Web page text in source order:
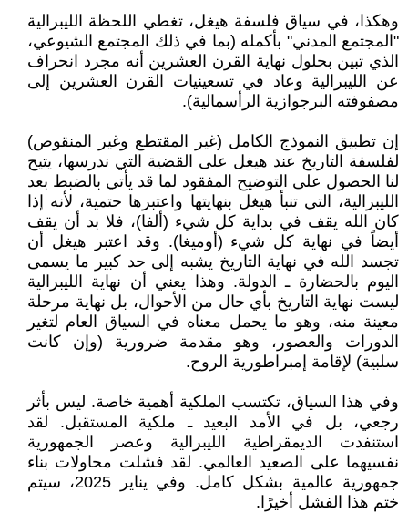
وهكذا، في سياق فلسفة هيغل، تغطي اللحظة الليبرالية
"المجتمع المدني" بأكمله (بما في ذلك المجتمع الشيوعي،
الذي تبين بحلول نهاية القرن العشرين أنه مجرد انحراف
عن الليبرالية وعاد في تسعينيات القرن العشرين إلى
مصفوفته البرجوازية الرأسمالية).
إن تطبيق النموذج الكامل (غير المقتطع وغير المنقوص)
لفلسفة التاريخ عند هيغل على القضية التي ندرسها، يتيح
لنا الحصول على التوضيح المفقود لما قد يأتي بالضبط بعد
الليبرالية، التي تنبأ هيغل بنهايتها واعتبرها حتمية، لأنه إذا
كان الله يقف في بداية كل شيء (ألفا)، فلا بد أن يقف
أيضاً في نهاية كل شيء (أوميغا). وقد اعتبر هيغل أن
تجسد الله في نهاية التاريخ يشبه إلى حد كبير ما يسمى
اليوم بالحضارة ـ الدولة. وهذا يعني أن نهاية الليبرالية
ليست نهاية التاريخ بأي حال من الأحوال، بل نهاية مرحلة
معينة منه، وهو ما يحمل معناه في السياق العام لتغير
الدورات والعصور، وهو مقدمة ضرورية (وإن كانت
سلبية) لإقامة إمبراطورية الروح.
وفي هذا السياق، تكتسب الملكية أهمية خاصة. ليس بأثر
رجعي، بل في الأمد البعيد ـ ملكية المستقبل. لقد
استنفدت الديمقراطية الليبرالية وعصر الجمهورية
نفسيهما على الصعيد العالمي. لقد فشلت محاولات بناء
جمهورية عالمية بشكل كامل. وفي يناير 2025، سيتم
ختم هذا الفشل أخيرًا.